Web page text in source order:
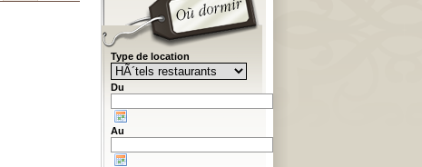
Type de location
Du
Au